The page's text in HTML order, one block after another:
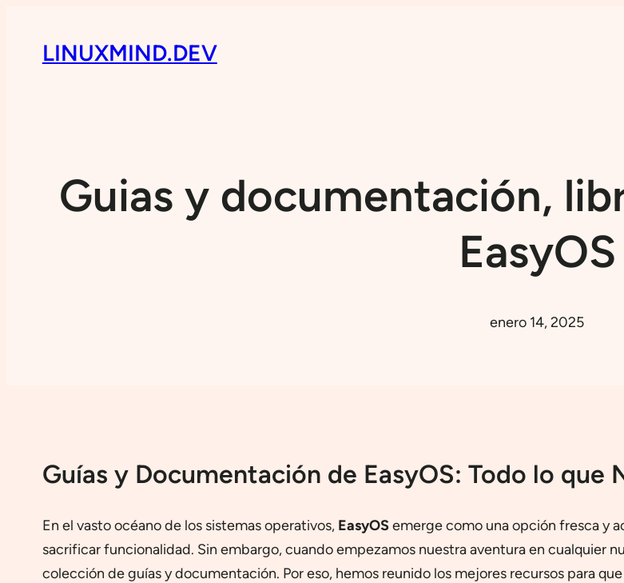
LINUXMIND.DEV
Guias y documentación,
EasyOS
enero 14, 2025
Guías y Documentación de EasyOS: Todo lo que
En el vasto océano de los sistemas operativos, EasyOSemerge como una opción fresca y
sacrificar funcionalidad. Sin embargo, cuando empezamos nuestra aventura en cualquier
colección de guías y documentación. Por eso, hemos reunido los mejores recursos para